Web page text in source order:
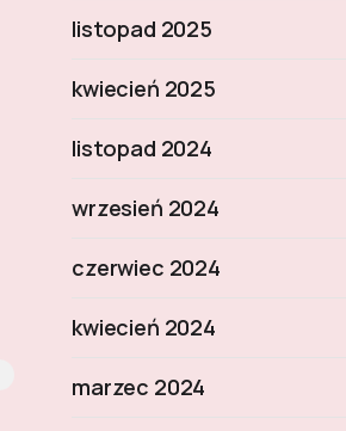
listopad 2025
kwiecień 2025
listopad 2024
wrzesień 2024
czerwiec 2024
kwiecień 2024
marzec 2024